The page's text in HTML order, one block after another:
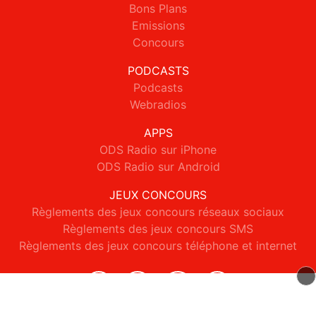
Bons Plans
Emissions
Concours
PODCASTS
Podcasts
Webradios
APPS
ODS Radio sur iPhone
ODS Radio sur Android
JEUX CONCOURS
Règlements des jeux concours réseaux sociaux
Règlements des jeux concours SMS
Règlements des jeux concours téléphone et internet